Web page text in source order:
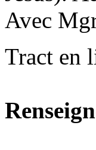
Avec
Tract en